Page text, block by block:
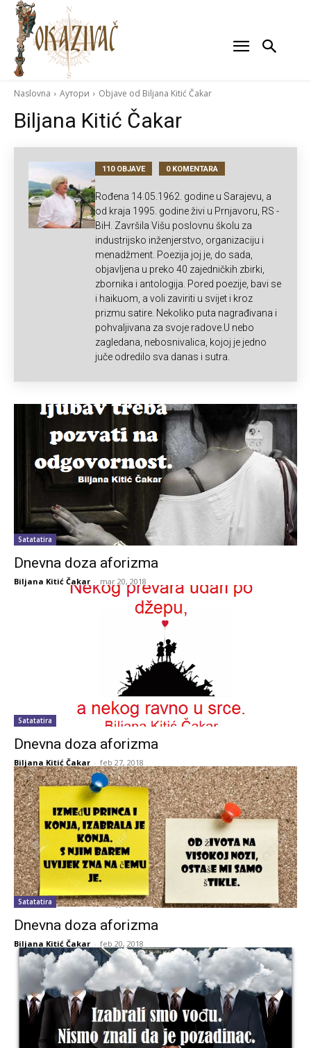
Naslovna Аутори Objave od Biljana Kitić Čakar
Biljana Kitić Čakar
110 OBJAVE 0 KOMENTARA
Rođena 14.05.1962. godine u Sarajevu, a
od kraja 1995. godine živi u Prnjavoru, RS -
BiH. Završila Višu poslovnu školu za
industrijsko inženjerstvo, organizaciju i
menadžment. Poezija joj je, do sada,
objavljena u preko 40 zajedničkih zbirki,
zbornika i antologija. Pored poezije, bavi se
i haikuom, a voli zaviriti u svijet i kroz
prizmu satire. Nekoliko puta nagrađivana i
pohvaljivana za svoje radove.U nebo
zagledana, nebosnivalica, kojoj je jedno
juče odredilo sva danas i sutra.
Satatatira
Dnevna doza aforizma
Biljana Kitić Čakar - mar 20, 2018
Satatatira
Dnevna doza aforizma
Biljana Kitić Čakar - feb 27, 2018
Satatatira
Dnevna doza aforizma
Biljana Kitić Čakar - feb 20, 2018